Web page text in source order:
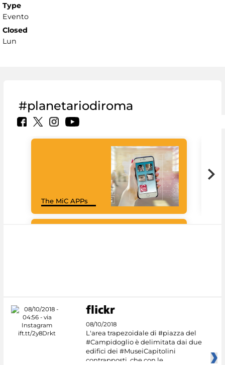
Type
Evento
Closed
Lun
#planetariodiroma
The MiC APPs
08/10/2018
L'area trapezoidale di #piazza del
#Campidoglio è delimitata dai due
edifici dei #MuseiCapitolini
contrapposti, che con le